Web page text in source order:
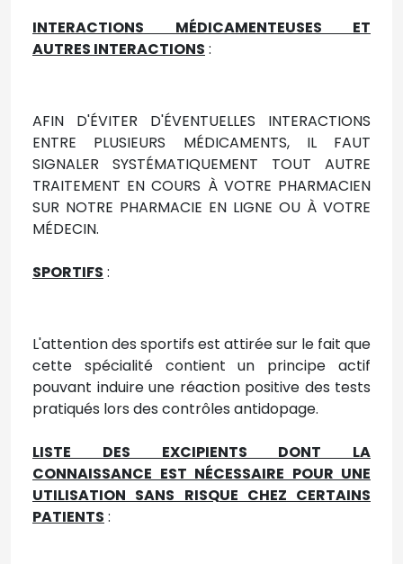
INTERACTIONS MÉDICAMENTEUSES ET
AUTRES INTERACTIONS :
AFIN D'ÉVITER D'ÉVENTUELLES INTERACTIONS
ENTRE PLUSIEURS MÉDICAMENTS, IL FAUT
SIGNALER SYSTÉMATIQUEMENT TOUT AUTRE
TRAITEMENT EN COURS À VOTRE PHARMACIEN
SUR NOTRE PHARMACIE EN LIGNE OU À VOTRE
MÉDECIN.
SPORTIFS :
L'attention des sportifs est attirée sur le fait que
cette spécialité contient un principe actif
pouvant induire une réaction positive des tests
pratiqués lors des contrôles antidopage.
LISTE DES EXCIPIENTS DONT LA
CONNAISSANCE EST NÉCESSAIRE POUR UNE
UTILISATION SANS RISQUE CHEZ CERTAINS
PATIENTS :